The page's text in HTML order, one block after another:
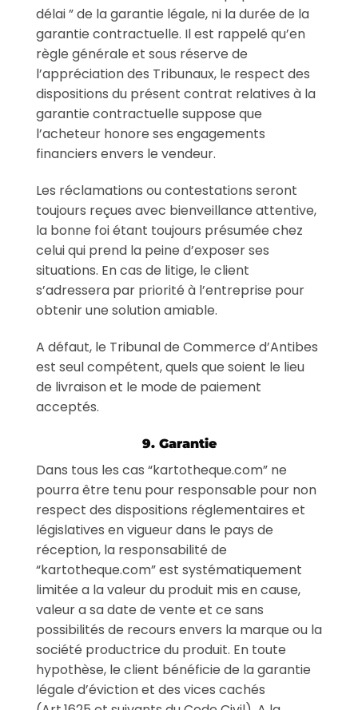
délai ” de la garantie légale, ni la durée de la
garantie contractuelle. Il est rappelé qu’en
règle générale et sous réserve de
l’appréciation des Tribunaux, le respect des
dispositions du présent contrat relatives à la
garantie contractuelle suppose que
l’acheteur honore ses engagements
financiers envers le vendeur.
Les réclamations ou contestations seront
toujours reçues avec bienveillance attentive,
la bonne foi étant toujours présumée chez
celui qui prend la peine d’exposer ses
situations. En cas de litige, le client
s’adressera par priorité à l’entreprise pour
obtenir une solution amiable.
A défaut, le Tribunal de Commerce d’Antibes
est seul compétent, quels que soient le lieu
de livraison et le mode de paiement
acceptés.
9. Garantie
Dans tous les cas “kartotheque.com” ne
pourra être tenu pour responsable pour non
respect des dispositions réglementaires et
législatives en vigueur dans le pays de
réception, la responsabilité de
“kartotheque.com” est systématiquement
limitée a la valeur du produit mis en cause,
valeur a sa date de vente et ce sans
possibilités de recours envers la marque ou la
société productrice du produit. En toute
hypothèse, le client bénéficie de la garantie
légale d’éviction et des vices cachés